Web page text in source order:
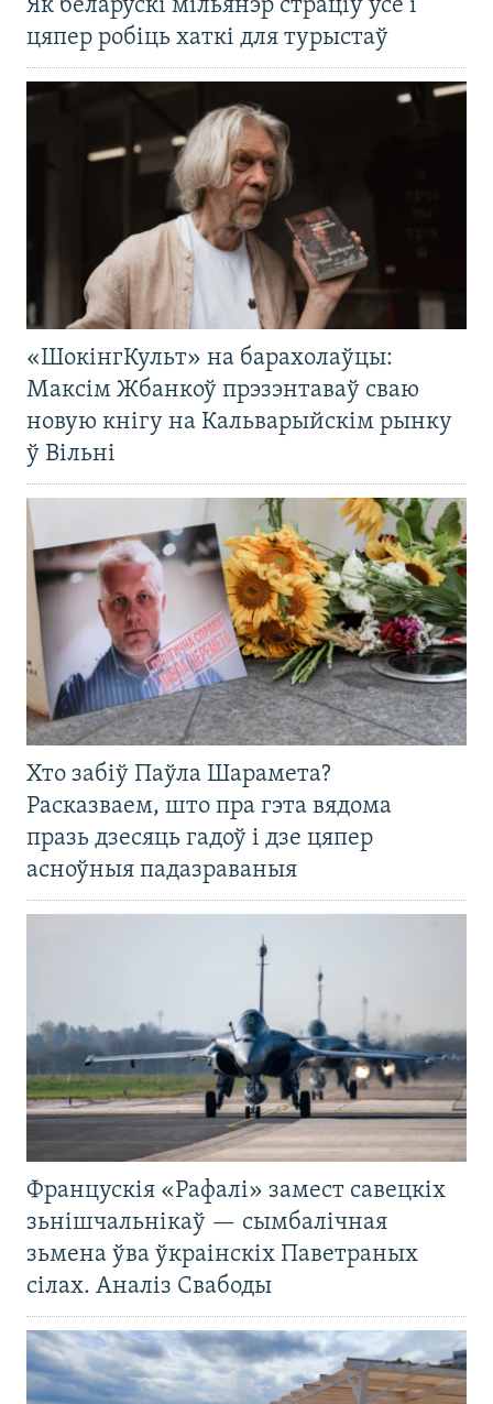
Як беларускі мільянэр страціў усё і
цяпер робіць хаткі для турыстаў
«ШокінгКульт» на барахолаўцы:
Максім Жбанкоў прэзэнтаваў сваю
новую кнігу на Кальварыйскім рынку
ў Вільні
Хто забіў Паўла Шарамета?
Расказваем, што пра гэта вядома
празь дзесяць гадоў і дзе цяпер
асноўныя падазраваныя
Францускія «Рафалі» замест савецкіх
зьнішчальнікаў — сымбалічная
зьмена ўва ўкраінскіх Паветраных
сілах. Аналіз Свабоды